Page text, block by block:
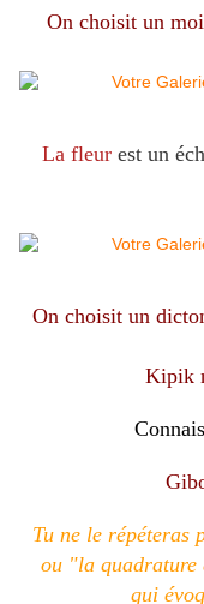
On choisit un
La fleur est un
On choisit un
Kipik
Tu ne le répéteras
ou "la quadrature
qui